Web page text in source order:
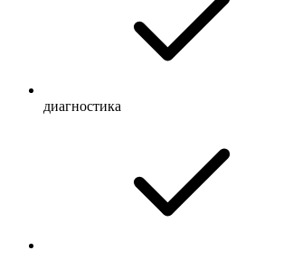
диагностика